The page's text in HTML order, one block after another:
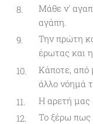
Μάθε ν'
αγάπη.
Την πρώτη
έρωτας και
Κάποτε, από
άλλο νόημά
Η αρετή μας
Το ξέρω πως